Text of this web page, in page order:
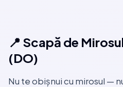
📍 Scapă de
(DO)
Nu te obișnui cu mirosul —